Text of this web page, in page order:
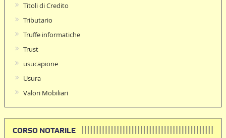
Titoli di Credito
Tributario
Truffe informatiche
Trust
usucapione
Usura
Valori Mobiliari
CORSO NOTARILE